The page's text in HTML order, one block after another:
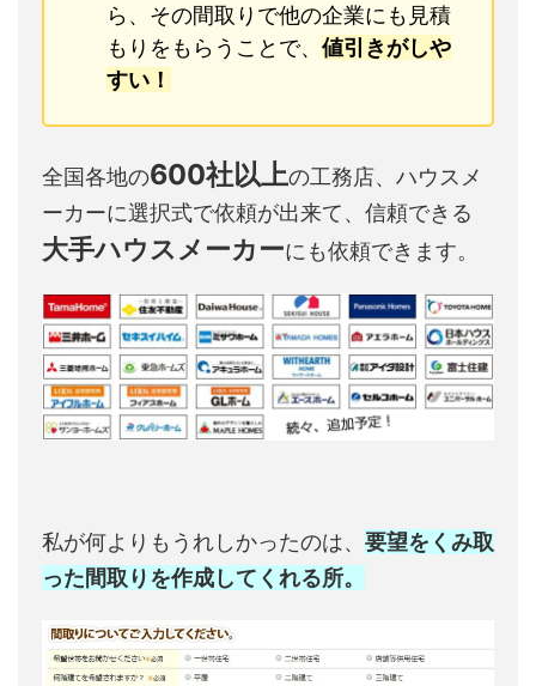
ら、その間取りで他の企業にも見積
もりをもらうことで、 値引きがしや
すい！
全国各地の600社以上の工務店、ハウスメ
ーカーに選択式で依頼が出来て、信頼できる
大手ハウスメーカーにも依頼できます。
私が何よりもうれしかったのは、 要望をくみ取
った間取りを作成してくれる所。